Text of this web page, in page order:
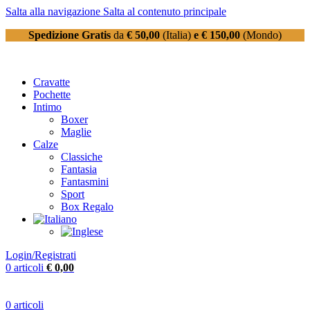
Salta alla navigazione Salta al contenuto principale
Spedizione Gratis da € 50,00 (Italia) e € 150,00 (Mondo)
Cravatte
Pochette
Intimo
Boxer
Maglie
Calze
Classiche
Fantasia
Fantasmini
Sport
Box Regalo
Login/Registrati
0 articoli € 0,00
0 articoli